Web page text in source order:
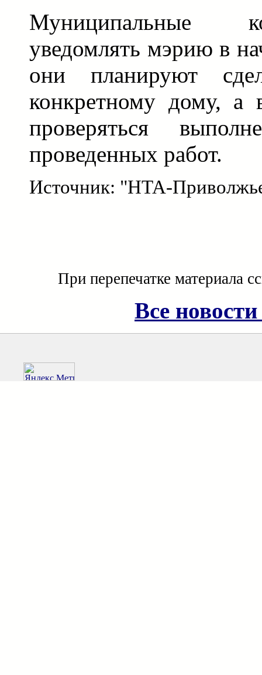
Муниципальные
уведомлять мэрию в
они планируют
конкретному дому, а
проверяться
проведенных работ.
Источник: "НТА-
При перепечатке материала
Все